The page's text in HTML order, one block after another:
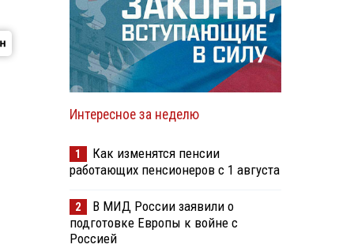
Интересное за неделю
1
Как изменятся пенсии
работающих пенсионеров с 1 августа
2
В МИД России заявили о
подготовке Европы к войне с
Россией